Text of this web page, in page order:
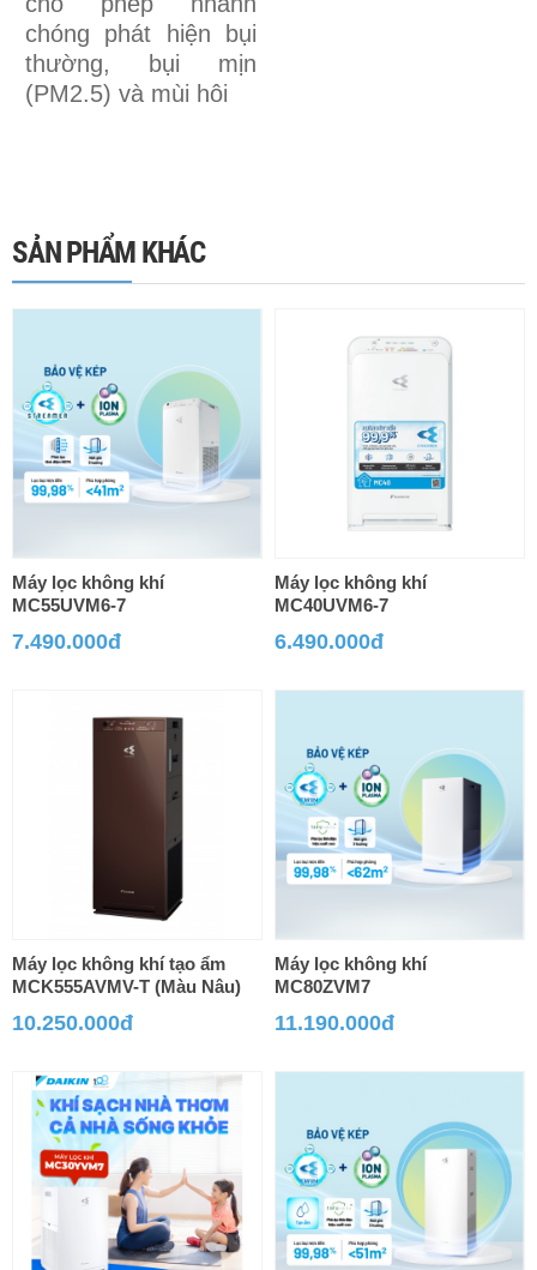
chóng phát hiện bụi
thường, bụi mịn
(PM2.5) và mùi hôi
SẢN PHẨM KHÁC
Máy lọc không khí
MC55UVM6-7
7.490.000đ
Máy lọc không khí
MC40UVM6-7
6.490.000đ
Máy lọc không khí tạo ẩm
MCK555AVMV-T (Màu Nâu)
10.250.000đ
Máy lọc không khí
MC80ZVM7
11.190.000đ